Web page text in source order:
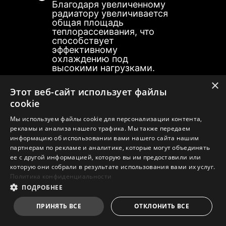
Благодаря увеличенному
радиатору увеличивается
общая площадь
теплорассеивания, что
способствует
эффективному
охлаждению под
высокими нагрузками.
Тепловая трубка
увеличить общую
площадь
теплорассеивания.
M.2 Shield Frozr
Обеспечивает
безопасность
твердотельных
накопителей M.2,
предотвращая перегрузки
Для
процессорного
кулера
Для ватерблока
Подача питания
Несколько
профилей
Manual Fan
Несколько профилей
Smart Fan и Manual Fan
Пользовательская настройка
×
Этот веб-сайт использует файлы
cookie
Мы используем файлы cookie для персонализации контента,
рекламы и анализа нашего трафика. Мы также передаем
информацию об использовании вами нашего сайта нашим
партнерам по рекламе и аналитике, которые могут объединять
ее с другой информацией, которую вы им предоставили или
которую они собрали в результате использования вами их услуг.
Политика конфиденциальности
ПОДРОБНЕЕ
ПРИНЯТЬ ВСЕ ОТКЛОНИТЬ ВСЕ